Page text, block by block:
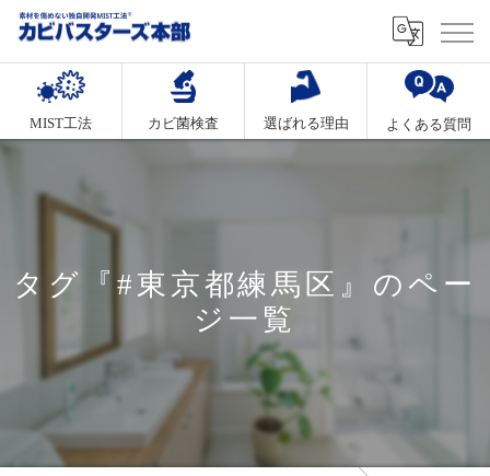
MIST工法 カビ菌検査 選ばれる理由 よくある質問
タグ『#東京都練馬区』のペー
ジ一覧